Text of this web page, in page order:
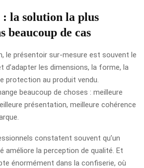
la solution la plus
beaucoup de cas
le présentoir sur-mesure est souvent le
d’adapter les dimensions, la forme, la
protection au produit vendu.
beaucoup de choses : meilleure
présentation, meilleure cohérence
constatent souvent qu’un
améliore la perception de qualité. Et
énormément dans la confiserie, où